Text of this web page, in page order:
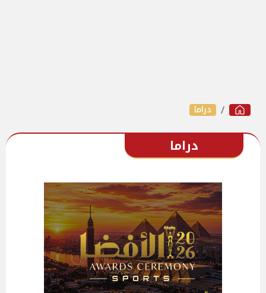
دراما
دراما